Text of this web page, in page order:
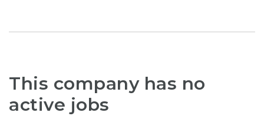
This company has no
active jobs